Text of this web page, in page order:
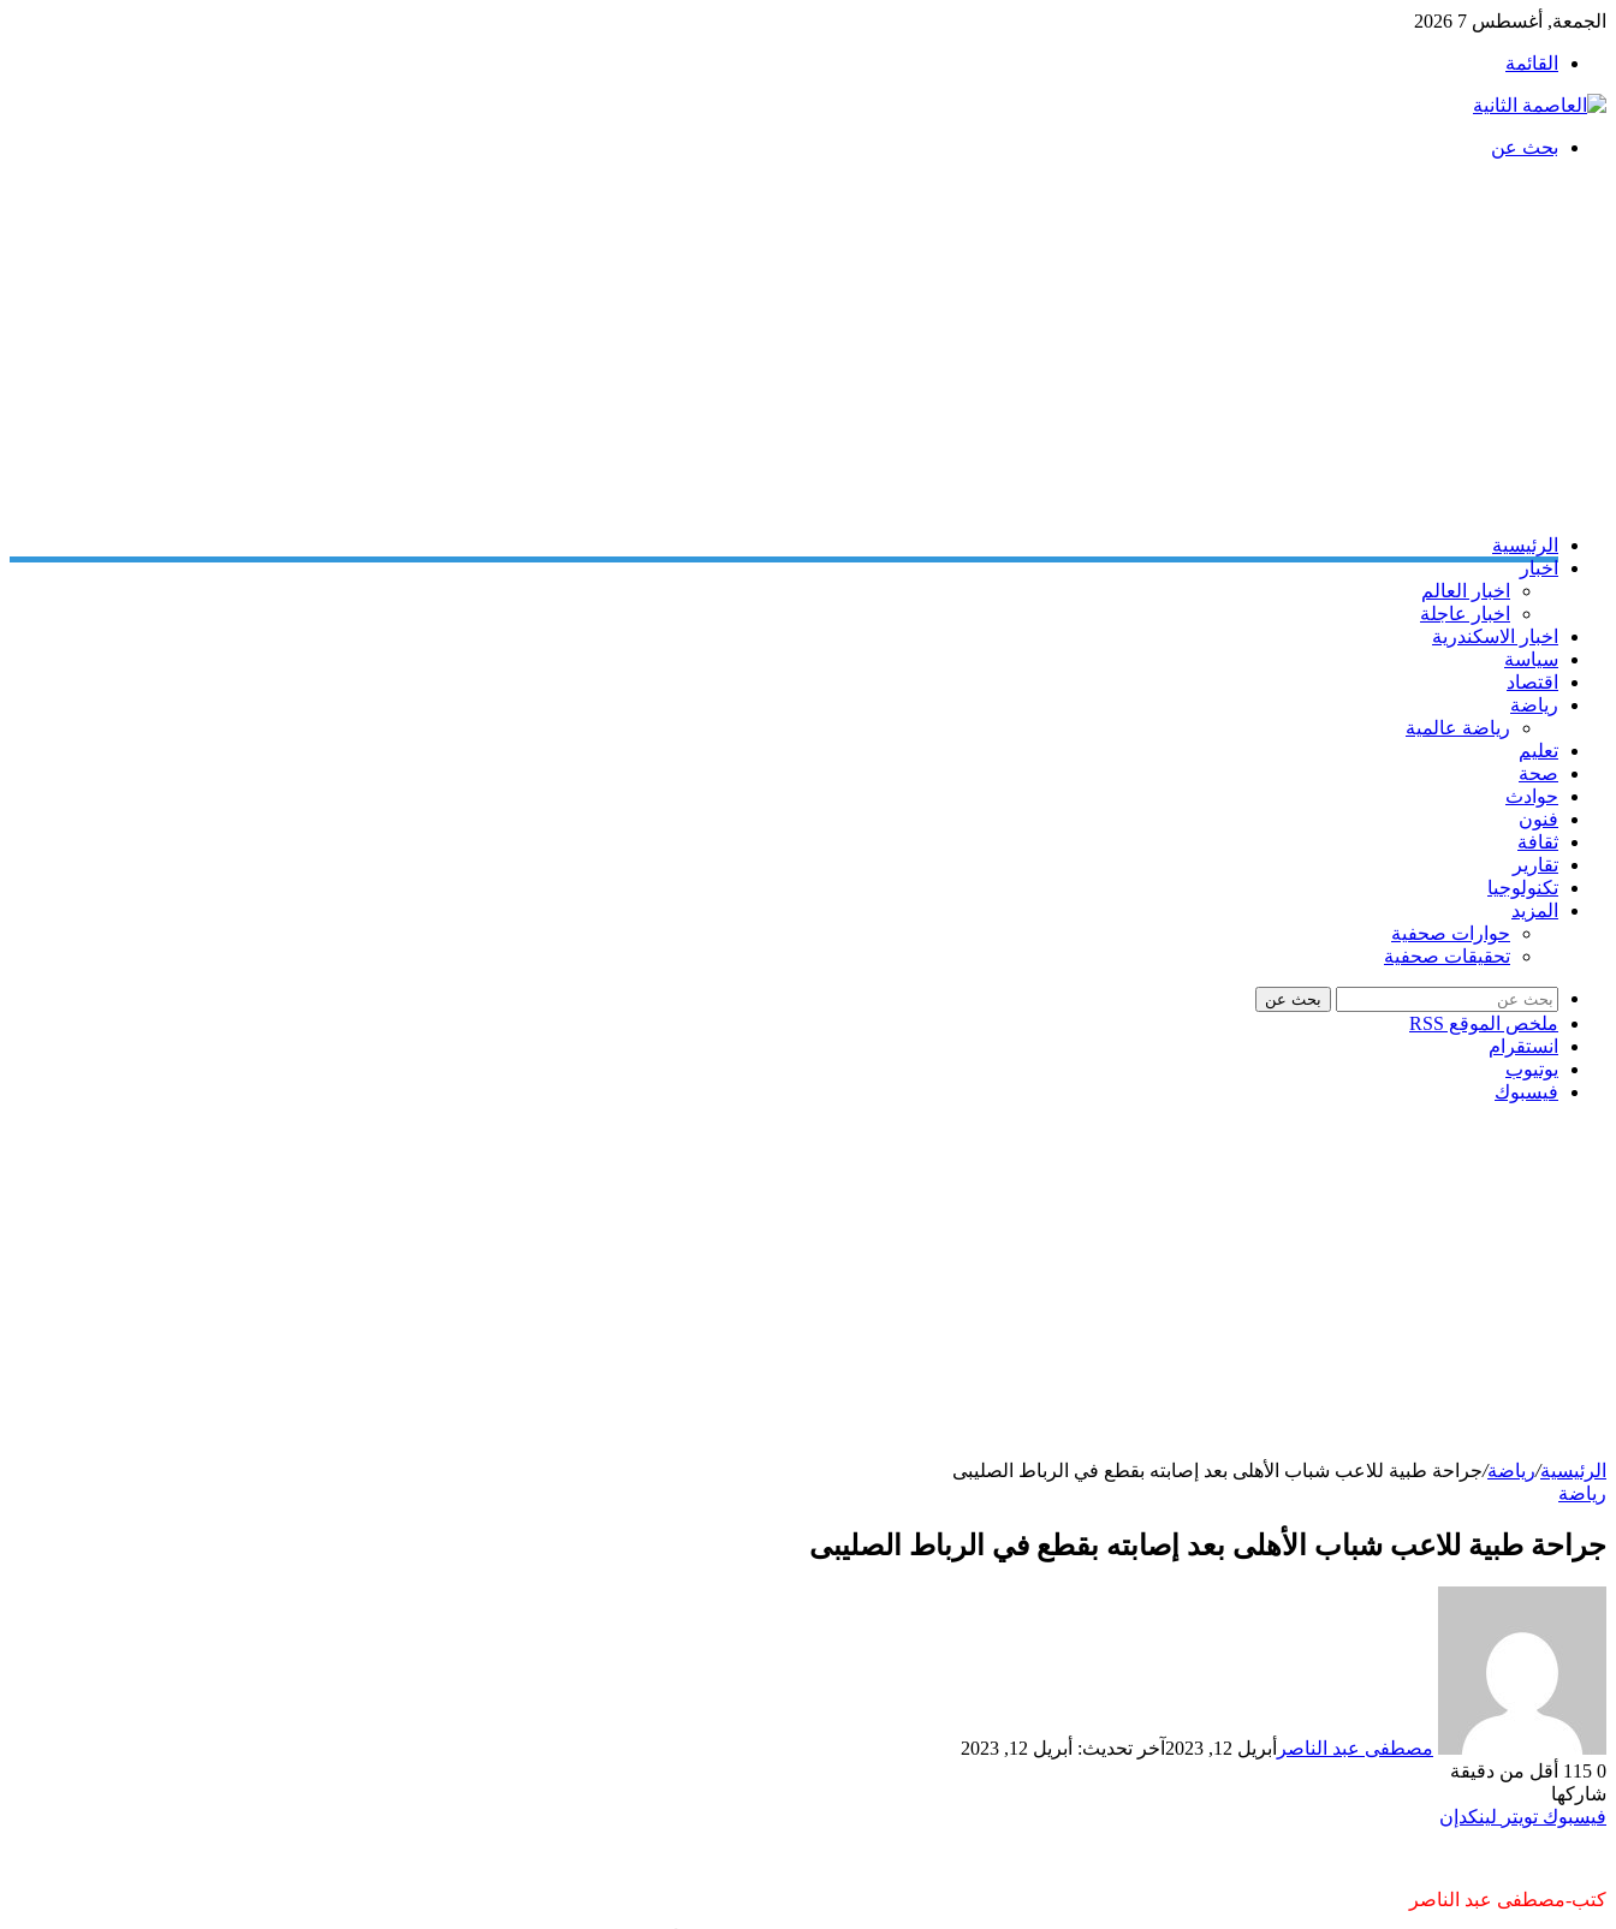
الجمعة, أغسطس 7 2026
القائمة
بحث عن
الرئيسية
اخبار
اخبار العالم
اخبار عاجلة
اخبار الاسكندرية
سياسة
اقتصاد
رياضة
رياضة عالمية
تعليم
صحة
حوادث
فنون
ثقافة
تقارير
تكنولوجيا
المزيد
حوارات صحفية
تحقيقات صحفية
بحث عن
ملخص الموقع RSS
انستقرام
يوتيوب
فيسبوك
الرئيسية/رياضة/جراحة طبية للاعب شباب الأهلى بعد إصابته بقطع في الرباط الصليبى
رياضة
جراحة طبية للاعب شباب الأهلى بعد إصابته بقطع في الرباط الصليبى
مصطفى عبد الناصر أبريل 12, 2023
آخر تحديث: أبريل 12, 2023
0
أقل من دقيقة
شاركها
فيسبوك تويتر لينكدإن
كتب-مصطفى عبد الناصر